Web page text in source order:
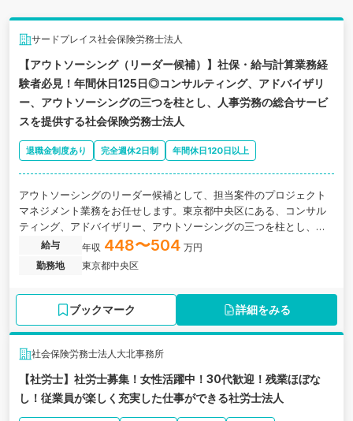
サードプレイス社会保険労務士法人
【アウトソーシング（リーダー候補）】社保・給与計算業務経
験者必見！年間休日125日◎コンサルティング、アドバイザリ
ー、アウトソーシングの三つを柱とし、人事労務の総合サービ
スを提供する社会保険労務士法人
退職金制度あり 完全週休2日制 年間休日120日以上
アウトソーシングのリーダー候補として、担当案件のプロジェクト
マネジメント業務をお任せします。東京都中央区にある、コンサル
ティング、アドバイザリー、アウトソーシングの三つを柱とし、人
事労務の総合サービスを提供する社会保険労務士法人の求人です。
給与 年収 448〜504 万円
勤務地
東京都中央区
ブックマーク 詳細をみる
社会保険労務士法人大北事務所
【社労士】社労士募集！女性活躍中！30代歓迎！残業ほぼな
し！従業員が楽しく充実した仕事ができる社労士法人